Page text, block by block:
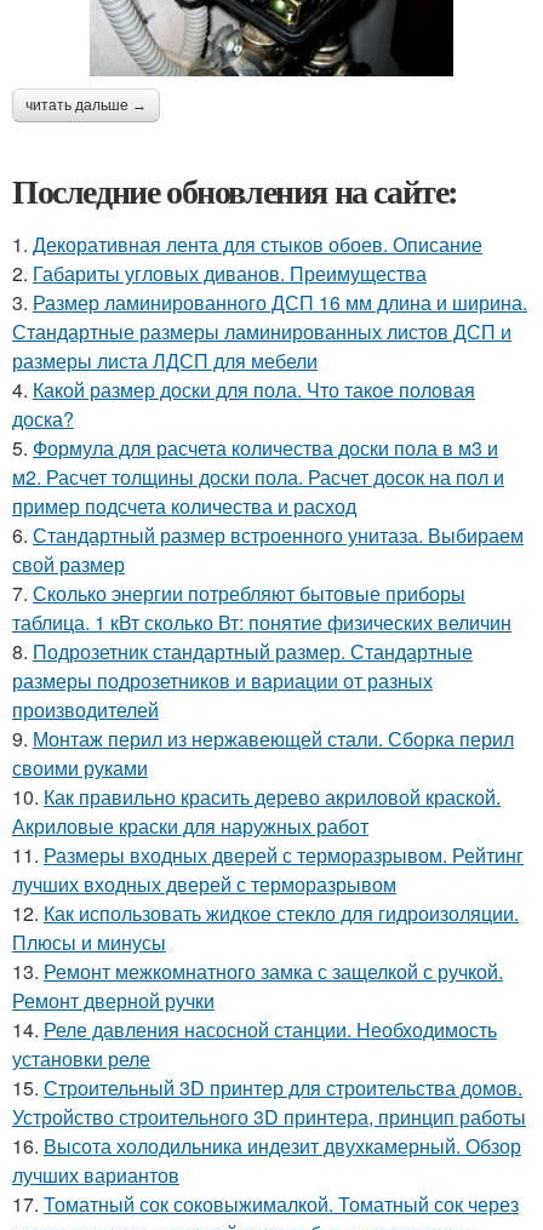
читать дальше →
Последние обновления на сайте:
1. Декоративная лента для стыков обоев. Описание
2. Габариты угловых диванов. Преимущества
3. Размер ламинированного ДСП 16 мм длина и ширина.
Стандартные размеры ламинированных листов ДСП и
размеры листа ЛДСП для мебели
4. Какой размер доски для пола. Что такое половая
доска?
5. Формула для расчета количества доски пола в м3 и
м2. Расчет толщины доски пола. Расчет досок на пол и
пример подсчета количества и расход
6. Стандартный размер встроенного унитаза. Выбираем
свой размер
7. Сколько энергии потребляют бытовые приборы
таблица. 1 кВт сколько Вт: понятие физических величин
8. Подрозетник стандартный размер. Стандартные
размеры подрозетников и вариации от разных
производителей
9. Монтаж перил из нержавеющей стали. Сборка перил
своими руками
10. Как правильно красить дерево акриловой краской.
Акриловые краски для наружных работ
11. Размеры входных дверей с терморазрывом. Рейтинг
лучших входных дверей с терморазрывом
12. Как использовать жидкое стекло для гидроизоляции.
Плюсы и минусы
13. Ремонт межкомнатного замка с защелкой с ручкой.
Ремонт дверной ручки
14. Реле давления насосной станции. Необходимость
установки реле
15. Строительный 3D принтер для строительства домов.
Устройство строительного 3D принтера, принцип работы
16. Высота холодильника индезит двухкамерный. Обзор
лучших вариантов
17. Томатный сок соковыжималкой. Томатный сок через